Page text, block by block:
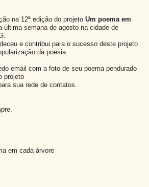
na 12ª edição do projeto Um poema em
última semana de agosto na cidade de
e contribui para o sucesso deste projeto
da poesia.
email com a foto de seu poema pendurado
projeto
sua rede de contatos.
em cada árvore